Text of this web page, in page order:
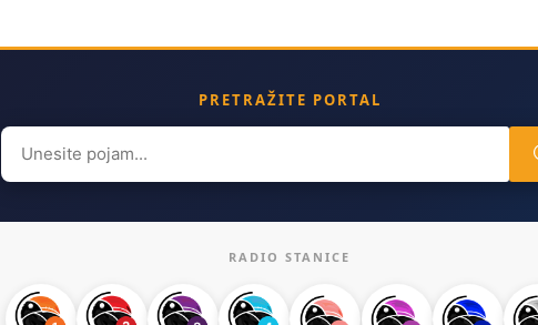
PRETRAŽITE PORTAL
Search
for:
RADIO STANICE